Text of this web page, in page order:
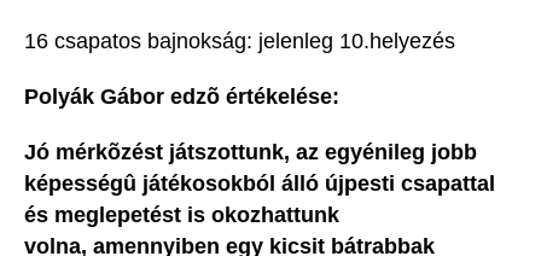
16 csapatos bajnokság: jelenleg 10.helyezés
Polyák Gábor edzõ értékelése:
Jó mérkõzést játszottunk, az egyénileg jobb
képességû játékosokból álló újpesti csapattal
és meglepetést is okozhattunk
volna, amennyiben egy kicsit bátrabbak